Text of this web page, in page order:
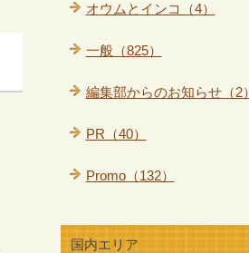
オウムとインコ（4）
一般（825）
編集部からのお知らせ（2）
PR（40）
Promo（132）
国内エリア